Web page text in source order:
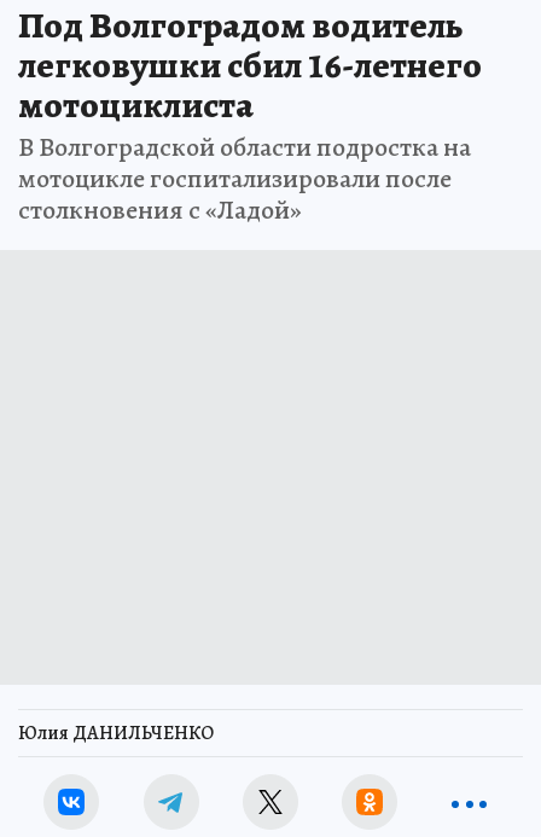
Под Волгоградом водитель
легковушки сбил 16-летнего
мотоциклиста
В Волгоградской области подростка на
мотоцикле госпитализировали после
столкновения с «Ладой»
Юлия ДАНИЛЬЧЕНКО